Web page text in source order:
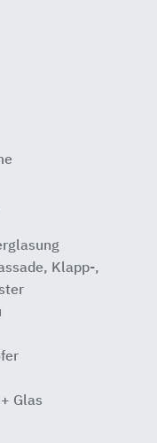
Klapp-,
Glas